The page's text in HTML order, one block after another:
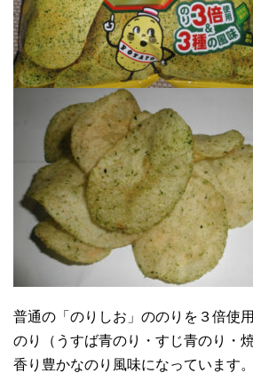
普通の「のりしお」ののりを３倍使
のり（うすば青のり・すじ青のり・
香り豊かなのり風味になっています。